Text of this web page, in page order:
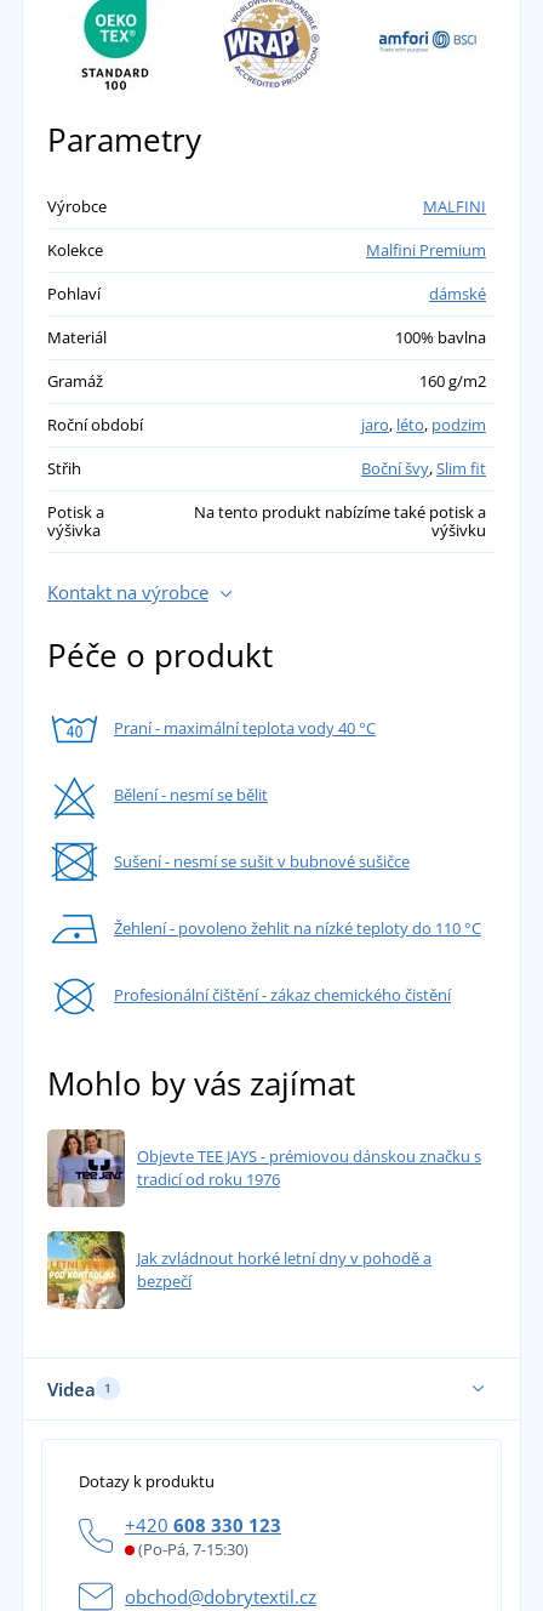
Výborná kvalita, krásná červená barva,
zvolená velikost odpovídá. Jsem velmi
spokojená.
Parametry
Výrobce
MALFINI
Kolekce
Malfini Premium
Pohlaví
dámské
Materiál
100% bavlna
Gramáž
160 g/m2
Roční období
jaro, léto, podzim
Střih
Boční švy,Slim fit
Potisk a
výšivka
Na tento produkt nabízíme také potisk a
výšivku
Kontakt na výrobce
Péče o produkt
Praní - maximální teplota vody 40 °C
Bělení - nesmí se bělit
Sušení - nesmí se sušit v bubnové sušičce
Žehlení - povoleno žehlit na nízké teploty do 110 °C
Profesionální čištění - zákaz chemického čistění
Mohlo by vás zajímat
Objevte TEE JAYS - prémiovou dánskou značku s
tradicí od roku 1976
Jak zvládnout horké letní dny v pohodě a
bezpečí
Videa 1
Dotazy k produktu
+420 608 330 123
(Po-Pá, 7-15:30)
obchod@dobrytextil.cz